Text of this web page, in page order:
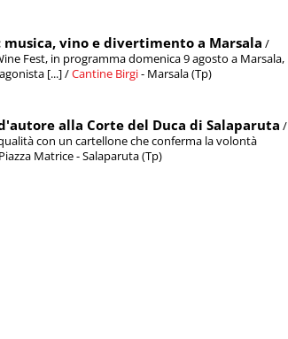
vino e divertimento a Marsala /
Fest, in programma domenica 9 agosto a Marsala,
[...] /Cantine Birgi- Marsala (Tp)
alla Corte del Duca di Salaparuta /
con un cartellone che conferma la volontà
Matrice - Salaparuta (Tp)